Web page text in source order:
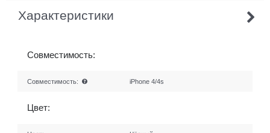
Характеристики
Совместимость:
Совместимость: iPhone 4/4s
Цвет: